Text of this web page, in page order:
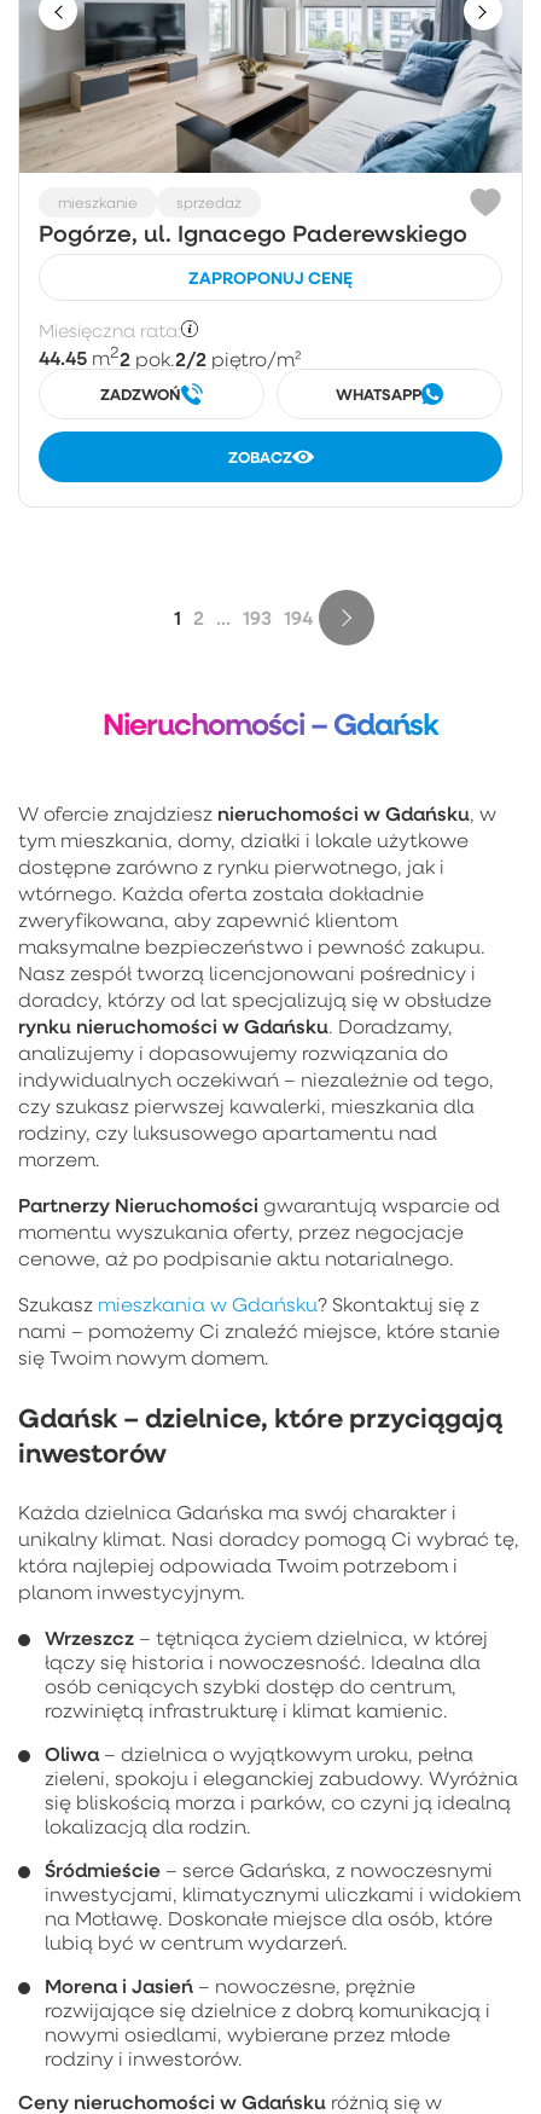
mieszkanie sprzedaż
Pogórze, ul. Ignacego Paderewskiego
ZAPROPONUJ CENĘ
Miesięczna rata:
44.45 m22 pok.2/2 piętro/m²
ZADZWOŃ WHATSAPP
ZOBACZ
1 2 ... 193 194
Nieruchomości – Gdańsk
W ofercie znajdziesz nieruchomości w Gdańsku, w
tym mieszkania, domy, działki i lokale użytkowe
dostępne zarówno z rynku pierwotnego, jak i
wtórnego. Każda oferta została dokładnie
zweryfikowana, aby zapewnić klientom
maksymalne bezpieczeństwo i pewność zakupu.
Nasz zespół tworzą licencjonowani pośrednicy i
doradcy, którzy od lat specjalizują się w obsłudze
rynku nieruchomości w Gdańsku. Doradzamy,
analizujemy i dopasowujemy rozwiązania do
indywidualnych oczekiwań – niezależnie od tego,
czy szukasz pierwszej kawalerki, mieszkania dla
rodziny, czy luksusowego apartamentu nad
morzem.
Partnerzy Nieruchomości gwarantują wsparcie od
momentu wyszukania oferty, przez negocjacje
cenowe, aż po podpisanie aktu notarialnego.
Szukasz mieszkania w Gdańsku? Skontaktuj się z
nami – pomożemy Ci znaleźć miejsce, które stanie
się Twoim nowym domem.
Gdańsk – dzielnice, które przyciągają
inwestorów
Każda dzielnica Gdańska ma swój charakter i
unikalny klimat. Nasi doradcy pomogą Ci wybrać tę,
która najlepiej odpowiada Twoim potrzebom i
planom inwestycyjnym.
Wrzeszcz – tętniąca życiem dzielnica, w której
łączy się historia i nowoczesność. Idealna dla
osób ceniących szybki dostęp do centrum,
rozwiniętą infrastrukturę i klimat kamienic.
Oliwa – dzielnica o wyjątkowym uroku, pełna
zieleni, spokoju i eleganckiej zabudowy. Wyróżnia
się bliskością morza i parków, co czyni ją idealną
lokalizacją dla rodzin.
Śródmieście – serce Gdańska, z nowoczesnymi
inwestycjami, klimatycznymi uliczkami i widokiem
na Motławę. Doskonałe miejsce dla osób, które
lubią być w centrum wydarzeń.
Morena i Jasień – nowoczesne, prężnie
rozwijające się dzielnice z dobrą komunikacją i
nowymi osiedlami, wybierane przez młode
rodziny i inwestorów.
Ceny nieruchomości w Gdańsku różnią się w